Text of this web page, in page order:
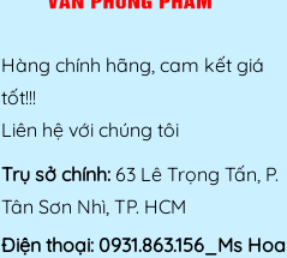
Hàng chính hãng, cam kết giá
tốt!!!
Liên hệ với chúng tôi
Trụ sở chính: 63 Lê Trọng Tấn, P.
Tân Sơn Nhì, TP. HCM
Điện thoại: 0931.863.156_Ms Hoa